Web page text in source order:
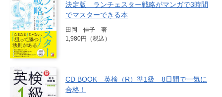
決定版 ランチェスター戦略がマンガで3時間
でマスターできる本
田岡 佳子 著
1,980円（税込）
CD BOOK 英検（R）準1級 8日間で一気に
合格！